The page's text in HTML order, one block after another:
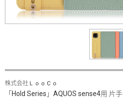
株式会社ＬｏｏＣｏ
「Hold Series」AQUOS sense4用 片